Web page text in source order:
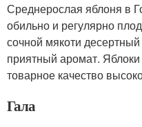
Среднерослая яблоня в
обильно и регулярно
сочной мякоти
приятный аромат.
товарное качество
Гала